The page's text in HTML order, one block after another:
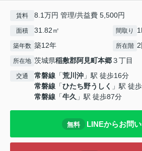
賃料 8.1万円 管理/共益費 5,500円
面積 31.82㎡ 間取り
築年数 築12年 所在階
所在地 茨城県稲敷郡阿見町本郷３丁目
交通 常磐線 「荒川沖 」駅 徒歩16分
常磐線 「ひたち野うしく 」駅 徒
常磐線 「牛久 」駅 徒歩87分
無料 LINEからお問